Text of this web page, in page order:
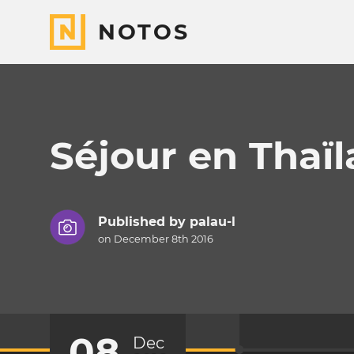
NOTOS
Séjour en
Published by palau-l
on December 8th 2016
Dec